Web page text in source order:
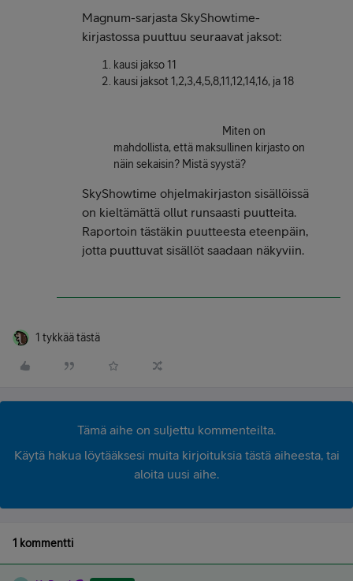
Magnum-sarjasta SkyShowtime-
kirjastossa puuttuu seuraavat jaksot:
kausi jakso 11
kausi jaksot 1,2,3,4,5,8,11,12,14,16, ja 18
Miten on
mahdollista, että maksullinen kirjasto on
näin sekaisin? Mistä syystä?
SkyShowtime ohjelmakirjaston sisällöissä
on kieltämättä ollut runsaasti puutteita.
Raportoin tästäkin puutteesta eteenpäin,
jotta puuttuvat sisällöt saadaan näkyviin.
1 tykkää tästä
Tämä aihe on suljettu kommenteilta.
Käytä hakua löytääksesi muita kirjoituksia tästä aiheesta, tai
aloita uusi aihe.
1 kommentti